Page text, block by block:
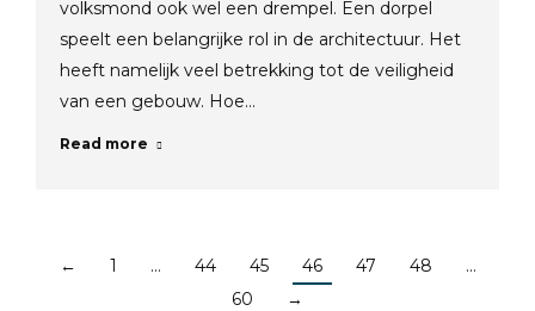
volksmond ook wel een drempel. Een dorpel
speelt een belangrijke rol in de architectuur. Het
heeft namelijk veel betrekking tot de veiligheid
van een gebouw. Hoe…
Read more
← 1 … 44 45 46 47 48
…
60
→